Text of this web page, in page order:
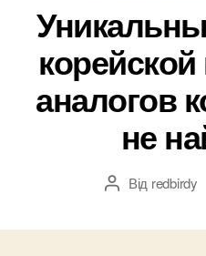
аналогов
не
Автор
Від redbirdy